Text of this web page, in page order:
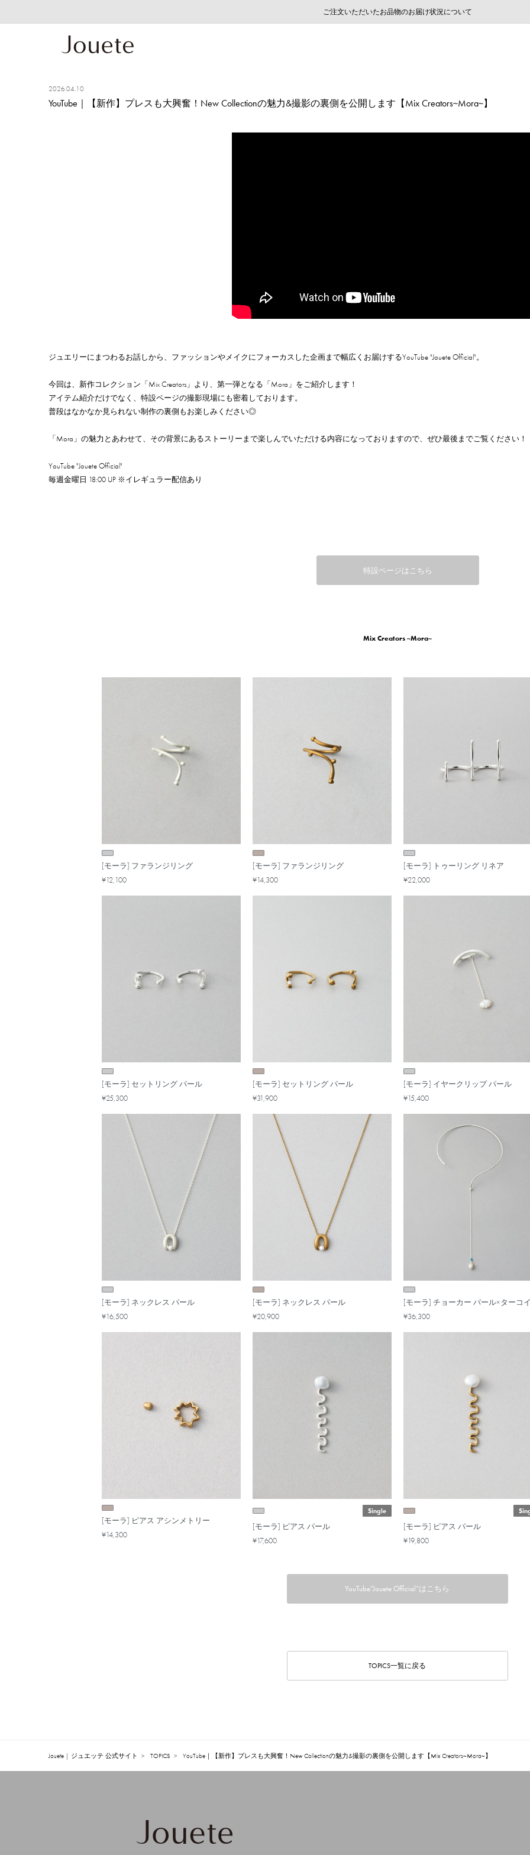
採用のご案内
ご注文いただいたお品物のお届け状況について
夏季休業についてのご案内
WEB LIMITED ITEMS >>
採用のご案内
ご注文いただいたお品物のお届け状況について
2026.04.10
YouTube｜【新作】プレスも大興奮！New Collectionの魅力&撮影の裏側を公開します【Mix Creators~Mora~】
ジュエリーにまつわるお話しから、ファッションやメイクにフォーカスした企画まで幅広くお届けするYouTube "Jouete Official"。
今回は、新作コレクション「Mix Creators」より、第一弾となる「Mora」をご紹介します！
アイテム紹介だけでなく、特設ページの撮影現場にも密着しております。
普段はなかなか見られない制作の裏側もお楽しみください◎
「Mora」の魅力とあわせて、その背景にあるストーリーまで楽しんでいただける内容になっておりますので、ぜひ最後までご覧ください！
YouTube"Jouete Official"
毎週金曜日 18:00 UP ※イレギュラー配信あり
特設ページはこちら
Mix Creators ~Mora~
[モーラ] ファランジリング
¥12,100
[モーラ] ファランジリング
¥14,300
[モーラ] トゥーリング リネア
¥22,000
[モーラ] セットリング パール
¥25,300
[モーラ] セットリング パール
¥31,900
[モーラ] イヤークリップ パール
¥15,400
[モーラ] ネックレス パール
¥16,500
[モーラ] ネックレス パール
¥20,900
[モーラ] チョーカー パール×ターコ
¥36,300
[モーラ] ピアス アシンメトリー
¥14,300
Single
[モーラ] ピアス パール
¥17,600
[モーラ] ピアス パール
¥19,800
YouTube”Jouete Official”はこちら
TOPICS一覧に戻る
Jouete | ジュエッテ 公式サイト TOPICS YouTube｜【新作】プレスも大興奮！New Collectionの魅力&撮影の裏側を公開します【Mix Creators~Mora~】